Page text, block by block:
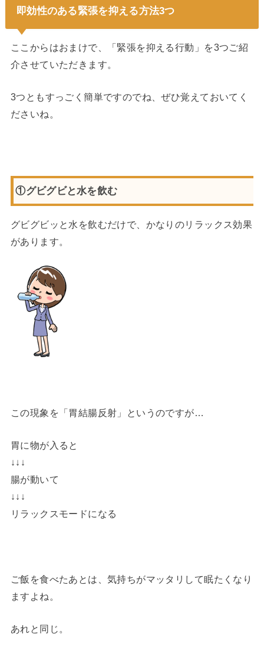
即効性のある緊張を抑える方法3つ
ここからはおまけで、「緊張を抑える行動」を3つご紹
介させていただきます。
3つともすっごく簡単ですのでね、ぜひ覚えておいてく
ださいね。
①グビグビと水を飲む
グビグビッと水を飲むだけで、かなりのリラックス効果
があります。
この現象を「胃結腸反射」というのですが…
胃に物が入ると
↓↓↓
腸が動いて
↓↓↓
リラックスモードになる
ご飯を食べたあとは、気持ちがマッタリして眠たくなり
ますよね。
あれと同じ。